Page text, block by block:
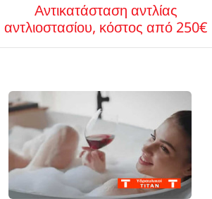
Αντικατάσταση αντλίας
αντλιοστασίου, κόστος από 250€